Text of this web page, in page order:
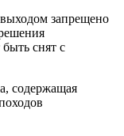
запрещено
снят с
содержащая